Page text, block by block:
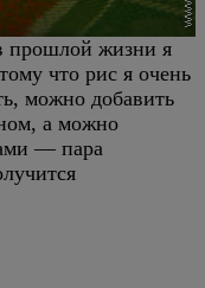
прошлой жизни я
что рис я очень
можно добавить
а можно
— пара